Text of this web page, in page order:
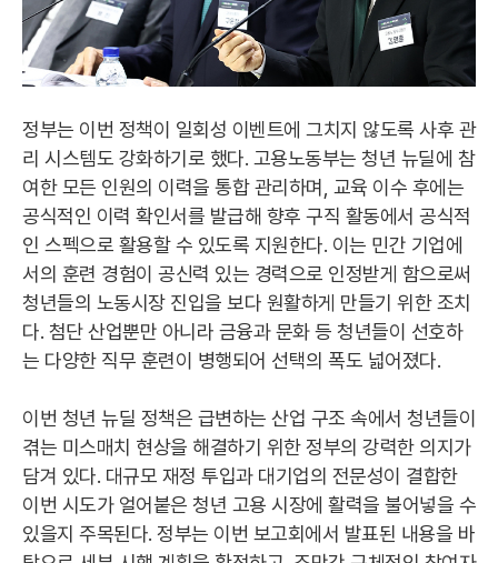
정부는 이번 정책이 일회성 이벤트에 그치지 않도록 사후 관
리 시스템도 강화하기로 했다. 고용노동부는 청년 뉴딜에 참
여한 모든 인원의 이력을 통합 관리하며, 교육 이수 후에는
공식적인 이력 확인서를 발급해 향후 구직 활동에서 공식적
인 스펙으로 활용할 수 있도록 지원한다. 이는 민간 기업에
서의 훈련 경험이 공신력 있는 경력으로 인정받게 함으로써
청년들의 노동시장 진입을 보다 원활하게 만들기 위한 조치
다. 첨단 산업뿐만 아니라 금융과 문화 등 청년들이 선호하
는 다양한 직무 훈련이 병행되어 선택의 폭도 넓어졌다.
이번 청년 뉴딜 정책은 급변하는 산업 구조 속에서 청년들이
겪는 미스매치 현상을 해결하기 위한 정부의 강력한 의지가
담겨 있다. 대규모 재정 투입과 대기업의 전문성이 결합한
이번 시도가 얼어붙은 청년 고용 시장에 활력을 불어넣을 수
있을지 주목된다. 정부는 이번 보고회에서 발표된 내용을 바